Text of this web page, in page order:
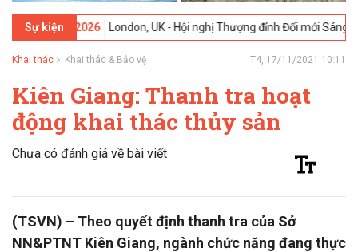
Sự kiện
02-2026 London, UK - Hội nghị Thượng đỉnh Đổi mới Sáng tạo
Khai thác Khai thác & Bảo vệ T4, 17/11/2021 10:11
Kiên Giang: Thanh tra hoạt
động khai thác thủy sản
Chưa có đánh giá về bài viết
(TSVN) – Theo quyết định thanh tra của Sở
NN&PTNT Kiên Giang, ngành chức năng đang thực